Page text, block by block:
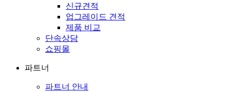
신규견적
업그레이드 견적
제품 비교
단속상담
쇼핑몰
파트너
파트너 안내